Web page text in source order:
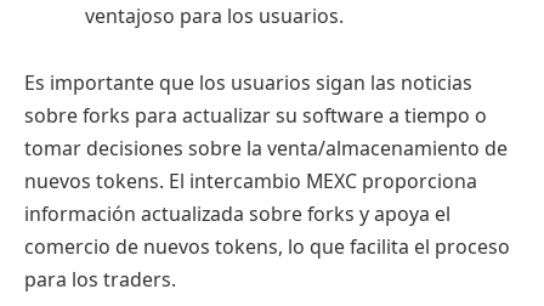
ventajoso para los usuarios.
Es importante que los usuarios sigan las noticias
sobre forks para actualizar su software a tiempo o
tomar decisiones sobre la venta/almacenamiento de
nuevos tokens. El intercambio MEXC proporciona
información actualizada sobre forks y apoya el
comercio de nuevos tokens, lo que facilita el proceso
para los traders.